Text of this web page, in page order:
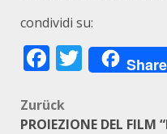
condividi su:
Facebook
Share
Zurück
PROIEZIONE DEL FILM